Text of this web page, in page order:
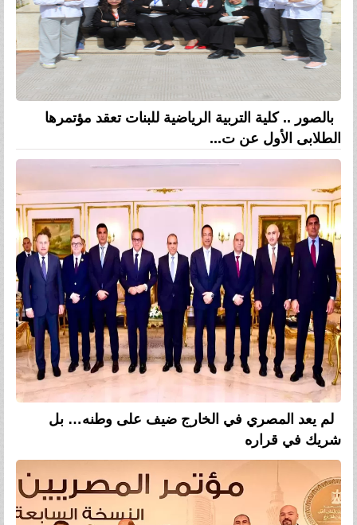
بالصور .. كلية التربية الرياضية للبنات تعقد مؤتمرها
الطلابى الأول عن ت...
لم يعد المصري في الخارج ضيف على وطنه… بل
شريك في قراره